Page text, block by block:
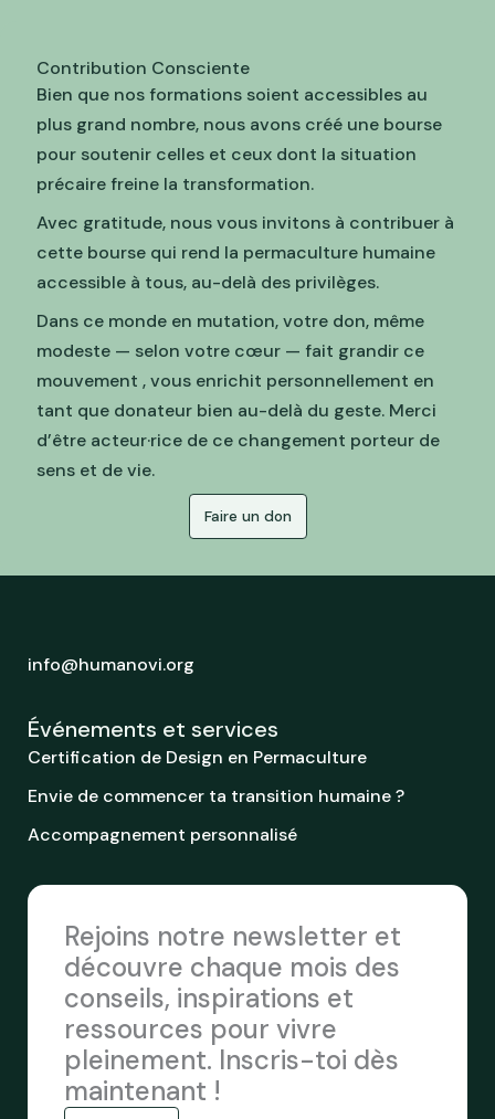
Contribution Consciente
Bien que nos formations soient accessibles au
plus grand nombre, nous avons créé une bourse
pour soutenir celles et ceux dont la situation
précaire freine la transformation.
Avec gratitude, nous vous invitons à contribuer à
cette bourse qui rend la permaculture humaine
accessible à tous, au-delà des privilèges.
Dans ce monde en mutation, votre don, même
modeste — selon votre cœur — fait grandir ce
mouvement , vous enrichit personnellement en
tant que donateur bien au-delà du geste. Merci
d’être acteur·rice de ce changement porteur de
sens et de vie.
Faire un don
info@humanovi.org
Événements et services
Certification de Design en Permaculture
Envie de commencer ta transition humaine ?
Accompagnement personnalisé
Rejoins notre newsletter et
découvre chaque mois des
conseils, inspirations et
ressources pour vivre
pleinement. Inscris-toi dès
maintenant !